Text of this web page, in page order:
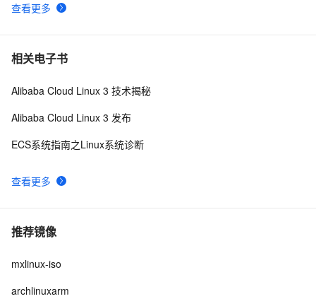
查看更多
相关电子书
查看更多
Alibaba Cloud Linux 3 技术揭秘
Alibaba Cloud Linux 3 发布
ECS系统指南之Linux系统诊断
推荐镜像
mxlinux-iso
archlinuxarm